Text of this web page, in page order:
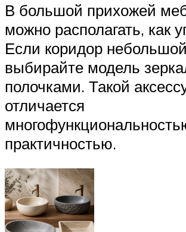
В большой прихожей
можно располагать, как
Если коридор
выбирайте модель
полочками. Такой
отличается
практичностью.